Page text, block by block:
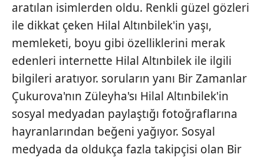
aratılan isimlerden oldu. Renkli güzel gözleri
ile dikkat çeken Hilal Altınbilek'in yaşı,
memleketi, boyu gibi özelliklerini merak
edenleri internette Hilal Altınbilek ile ilgili
bilgileri aratıyor. soruların yanı Bir Zamanlar
Çukurova'nın Züleyha'sı Hilal Altınbilek'in
sosyal medyadan paylaştığı fotoğraflarına
hayranlarından beğeni yağıyor. Sosyal
medyada da oldukça fazla takipçisi olan Bir